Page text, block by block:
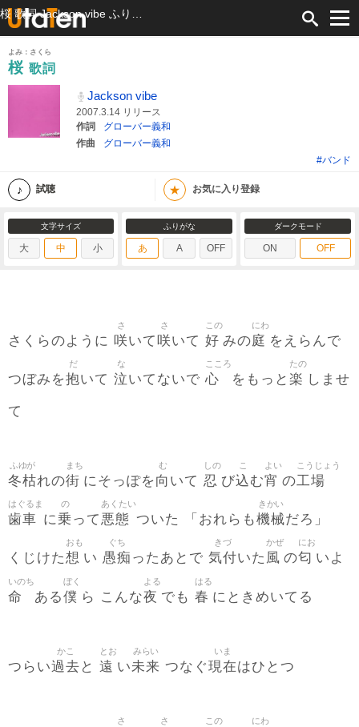
よみ：さくら
桜 歌詞
Jackson vibe
2007.3.14 リリース
作詞
グローバー義和
作曲
グローバー義和
#バンド
試聴 ★ お気に入り登録
文字サイズ
大 中 小
ふりがな
あ A OFF
ダークモード
ON OFF
さくらのように 咲
さ
いて咲
さ
いて 好
この
みの庭
にわ
をえらんで
つぼみを抱
だ
いて 泣
な
いてないで 心
こころ
をもっと 楽
たの
しませ
て
冬枯
ふゆが
れの街
まち
にそっぽを向
む
いて 忍
しの
び込
こ
む宵
よい
の工場
こうじょう
歯車
はぐるま
に乗
の
って悪態
あくたい
ついた 「おれらも機械
きかい
だろ」
くじけた想
おも
い 愚痴
ぐち
ったあとで 気付
きづ
いた 風
かぜ
の匂
にお
いよ
命
いのち
ある僕
ぼく
ら こんな夜
よる
でも 春
はる
にときめいてる
つらい過去
かこ
と 遠
とお
い未来
みらい
つなぐ現在
いま
はひとつ
さ さ この にわ